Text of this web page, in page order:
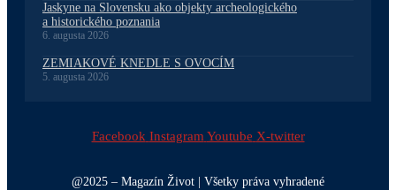
Jaskyne na Slovensku ako objekty archeologického
a historického poznania
6. augusta 2026
ZEMIAKOVÉ KNEDLE S OVOCÍM
5. augusta 2026
Facebook Instagram Youtube X-twitter
@2025 – Magazín Život | Všetky práva vyhradené